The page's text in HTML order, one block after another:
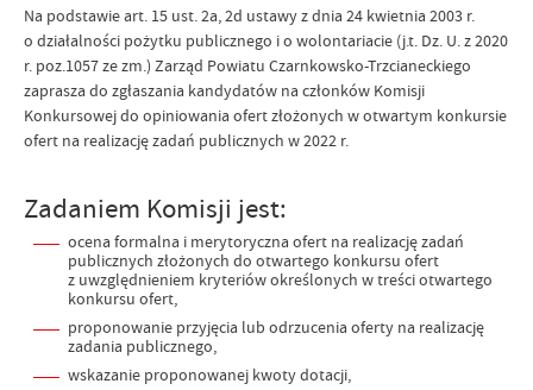
Na podstawie art. 15 ust. 2a, 2d ustawy z dnia 24 kwietnia 2003 r.
o działalności pożytku publicznego i o wolontariacie (j.t. Dz. U. z 2020
r. poz.1057 ze zm.) Zarząd Powiatu Czarnkowsko-Trzcianeckiego
zaprasza do zgłaszania kandydatów na członków Komisji
Konkursowej do opiniowania ofert złożonych w otwartym konkursie
ofert na realizację zadań publicznych w 2022 r.
Zadaniem Komisji jest:
ocena formalna i merytoryczna ofert na realizację zadań
publicznych złożonych do otwartego konkursu ofert
z uwzględnieniem kryteriów określonych w treści otwartego
konkursu ofert,
proponowanie przyjęcia lub odrzucenia oferty na realizację
zadania publicznego,
wskazanie proponowanej kwoty dotacji,